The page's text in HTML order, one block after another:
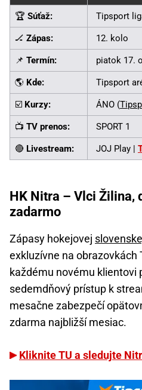
🏆 Súťaž: Tipsport
🏒 Zápas: 12. kolo
📌 Termín: piatok 17.
🌎 Kde: Tipsport
☑️ Kurzy: ÁNO (
📺 TV prenos: SPORT 1
🔴 Livestream: JOJ Play |
HK Nitra – Vlci Žilina,
zadarmo
Zápasy hokejovej
exkluzívne na obrazovkách
každému novému klientovi
sedemdňový prístup k
mesačne zabezpečí
zdarma najbližší mesiac.
Kliknite TU a sledujte